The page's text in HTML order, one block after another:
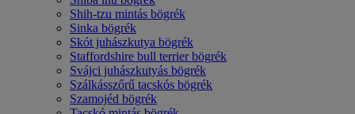
Shih-tzu mintás bögrék
Sinka bögrék
Skót juhászkutya bögrék
Staffordshire bull terrier bögrék
Svájci juhászkutyás bögrék
Szálkásszőrű tacskós bögrék
Szamojéd bögrék